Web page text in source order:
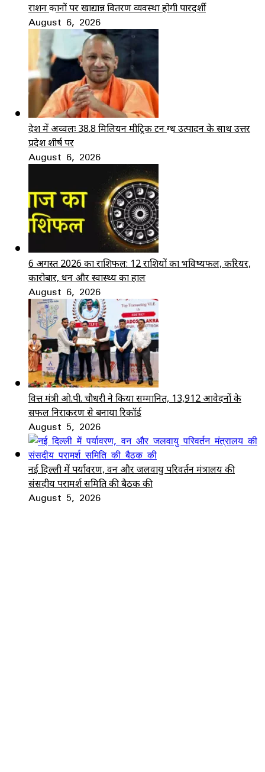
राशन दुकानों पर खाद्यान्न वितरण व्यवस्था होगी पारदर्शी
August 6, 2026
देश में अव्वलः 38.8 मिलियन मीट्रिक टन दुग्ध उत्पादन के साथ उत्तर
प्रदेश शीर्ष पर
August 6, 2026
6 अगस्त 2026 का राशिफल: 12 राशियों का भविष्यफल, करियर,
कारोबार, धन और स्वास्थ्य का हाल
August 6, 2026
वित्त मंत्री ओ.पी. चौधरी ने किया सम्मानित, 13,912 आवेदनों के
सफल निराकरण से बनाया रिकॉर्ड
August 5, 2026
नई दिल्ली में पर्यावरण, वन और जलवायु परिवर्तन मंत्रालय की
संसदीय परामर्श समिति की बैठक की
August 5, 2026